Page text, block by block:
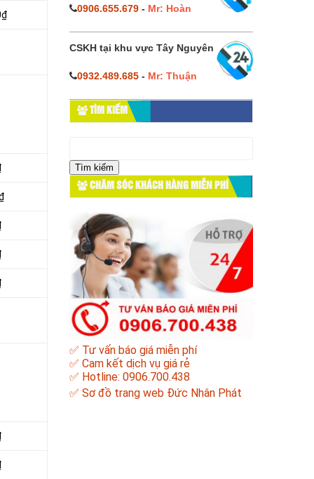
0906.655.679- Mr: Hoàn
CSKH tại khu vực Tây Nguyên
0932.489.685- Mr: Thuận
TÌM KIẾM
cho:
CHĂM SÓC KHÁCH HÀNG MIỄN PHÍ
✅ Tư vấn báo giá miễn phí
✅ Cam kết dịch vụ giá rẻ
✅ Hotline: 0906.700.438
✅ Sơ đồ trang web Đức Nhân Phát